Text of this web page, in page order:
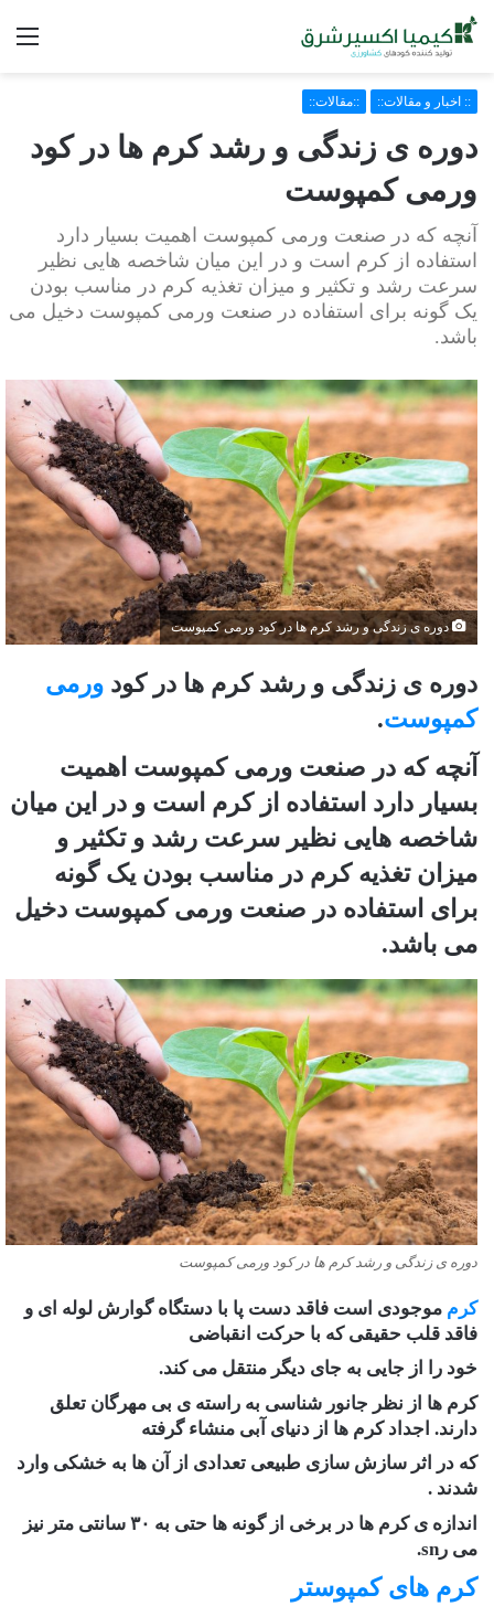
:: اخبار و مقالات:: ::مقالات::
دوره ی زندگی و رشد کرم ها در کود
ورمی کمپوست
آنچه که در صنعت ورمی کمپوست اهمیت بسیار دارد
استفاده از کرم است و در این میان شاخصه هایی نظیر
سرعت رشد و تکثیر و میزان تغذیه کرم در مناسب بودن
یک گونه برای استفاده در صنعت ورمی کمپوست دخیل می
باشد.
دوره ی زندگی و رشد کرم ها در کود ورمی کمپوست
دوره ی زندگی و رشد کرم ها در کود ورمی
کمپوست.
آنچه که در صنعت ورمی کمپوست اهمیت
بسیار دارد استفاده از کرم است و در این میان
شاخصه هایی نظیر سرعت رشد و تکثیر و
میزان تغذیه کرم در مناسب بودن یک گونه
برای استفاده در صنعت ورمی کمپوست دخیل
می باشد.
دوره ی زندگی و رشد کرم ها در کود ورمی کمپوست
کرم موجودی است فاقد دست پا با دستگاه گوارش لوله ای و
فاقد قلب حقیقی که با حرکت انقباضی
خود را از جایی به جای دیگر منتقل می کند.
کرم ها از نظر جانور شناسی به راسته ی بی مهرگان تعلق
دارند. اجداد کرم ها از دنیای آبی منشاء گرفته
که در اثر سازش سازی طبیعی تعدادی از آن ها به خشکی وارد
شدند .
اندازه ی کرم ها در برخی از گونه ها حتی به ۳۰ سانتی متر نیز
می رsn.
کرم های کمپوستر